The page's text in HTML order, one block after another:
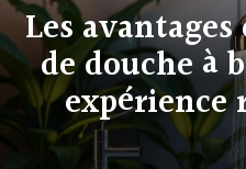
Les
de douche à